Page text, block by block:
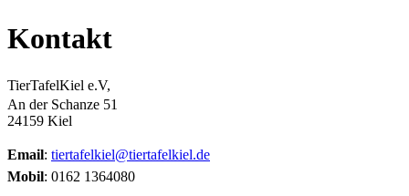
Kontakt
TierTafelKiel e.V,
An der Schanze 51
24159 Kiel
Email: tiertafelkiel@tiertafelkiel.de
Mobil: 0162 1364080